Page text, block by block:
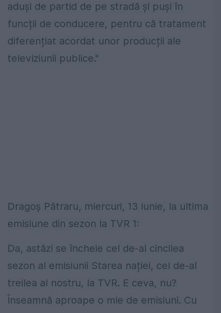
aduși de partid de pe stradă și puși în
funcții de conducere, pentru că tratament
diferențiat acordat unor producții ale
televiziunii publice."
Dragoș Pătraru, miercuri, 13 iunie, la ultima
emisiune din sezon la TVR 1:
Da, astăzi se încheie cel de-al cincilea
sezon al emisiunii Starea nației, cel de-al
treilea al nostru, la TVR. E ceva, nu?
Înseamnă aproape o mie de emisiuni. Cu